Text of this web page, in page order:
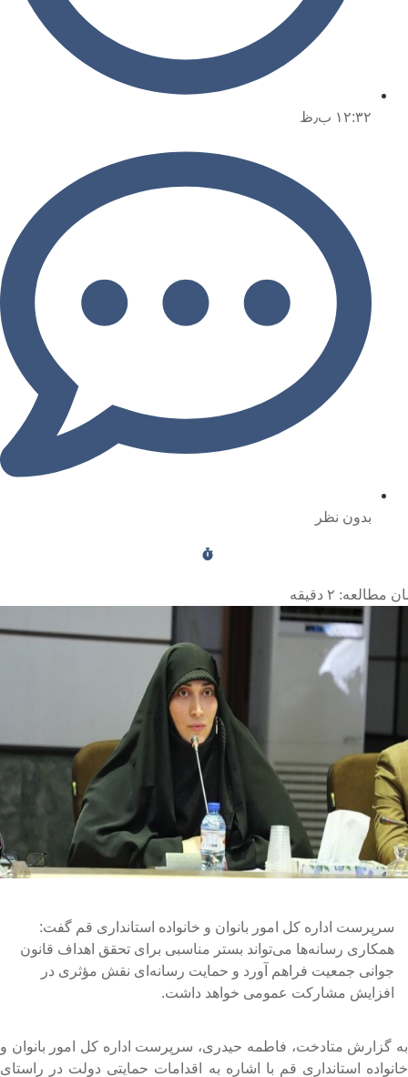
۱۲:۳۲ ب٫ظ
بدون نظر
مطالعه: ۲ دقیقه
سرپرست اداره کل امور بانوان و خانواده استانداری قم گفت:
همکاری رسانه‌ها می‌تواند بستر مناسبی برای تحقق اهداف قانون
جوانی جمعیت فراهم آورد و حمایت رسانه‌ای نقش مؤثری در
افزایش مشارکت عمومی خواهد داشت.
گزارش متادخت، فاطمه حیدری، سرپرست اداره کل امور بانوان و
استانداری قم با اشاره به اقدامات حمایتی دولت در راستای